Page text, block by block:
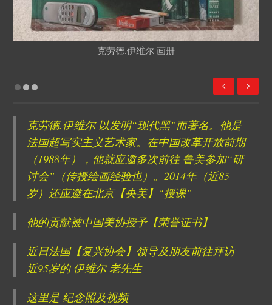
克劳德.伊维尔 画册
克劳德.伊维尔 以发明“现代黑”而著名。他是
法国超写实主义艺术家。在中国改革开放前期
（1988年），他就应邀多次前往 鲁美参加“研
讨会”（传授绘画经验也）。2014年（近85
岁）还应邀在北京【央美】“授课”
他的贡献被中国美协授予【荣誉证书】
近日法国【复兴协会】领导及朋友前往拜访
近95岁的 伊维尔 老先生
这里是 纪念照及视频